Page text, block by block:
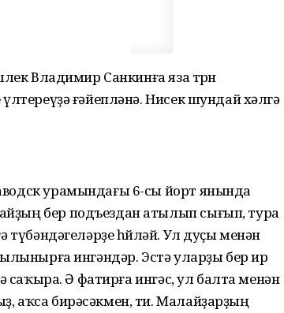
Владимир Санкинға яза төрөн
ғәйепләнә. Нисек шундай хәлгә
урамындағы 6-сы йорт янында
бер подъездан атылып сығып, тура
түбәндәгеләрҙе һөйләй. Ул дуҫы менән
ингәндәр. Эстә уларҙы бер ир
саҡыра. Ә фатирға ингәс, ул балта менән
аҡса бирәсәкмен, ти. Малайҙарҙың